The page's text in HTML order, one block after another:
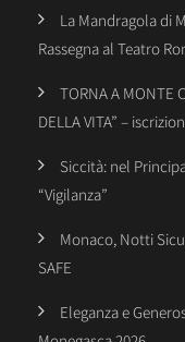
La Mandragola di
Rassegna al Teatro
TORNA A MONTE
DELLA VITA” –
Siccità: nel
“Vigilanza”
Monaco, Notti
SAFE
Eleganza e